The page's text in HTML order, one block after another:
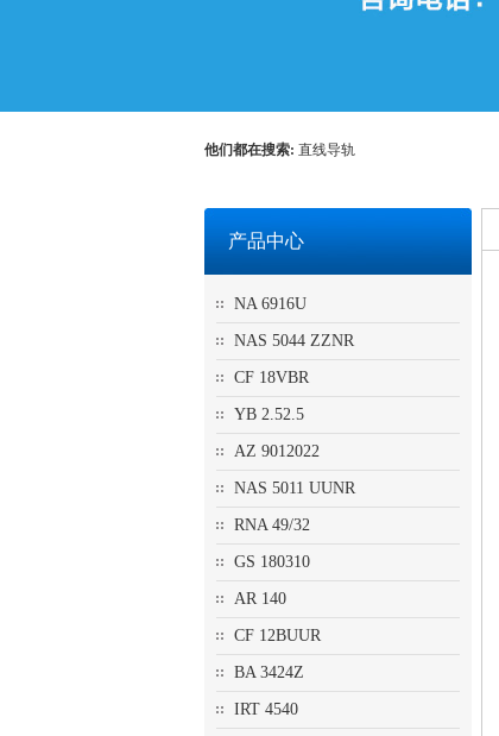
他们都在搜索: 直线导轨
产品中心
NA 6916U
NAS 5044 ZZNR
CF 18VBR
YB 2.52.5
AZ 9012022
NAS 5011 UUNR
RNA 49/32
GS 180310
AR 140
CF 12BUUR
BA 3424Z
IRT 4540